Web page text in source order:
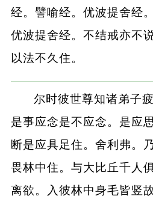
经。譬喻经。优波提舍经
优波提舍经。不结戒亦不
以法不久住。
尔时彼世尊知诸弟子
是事应念是不应念。是应
断是应具足住。舍利弗。
畏林中住。与大比丘千人
离欲。入彼林中身毛皆竖